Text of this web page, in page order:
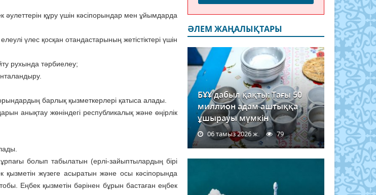
құру үшін кәсіпорындар мен ұйымдарда
үлес қосқан отандастарының же­тістіктері үшін
рухында тәрбиелеу;
барлық қызметкерлері қатыса алады.
анықтау жөніндегі республикалық және өңірлік
болып табылатын (ерлі-зайыптылардың бірі
қызметін жүзеге асыратын және осы кә­сіпорында
Еңбек қызметін бәрінен бұрын бастаған еңбек
ӘЛЕМ ЖАҢАЛЫҚТАРЫ
БҰҰ дабыл қақты: Тағы 50
миллион адам аштыққа
ұшырауы мүмкін
06 тамыз 2026 ж. 79